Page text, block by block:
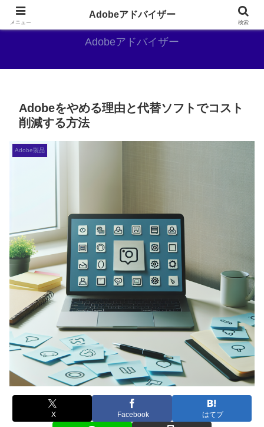
Adobe好きのAdobe推しブログ
Adobeアドバイザー
Adobeをやめる理由と代替ソフトでコスト
削減する方法
Adobe製品
X Facebook はてブ
メニュー
Adobeアドバイザー
検索